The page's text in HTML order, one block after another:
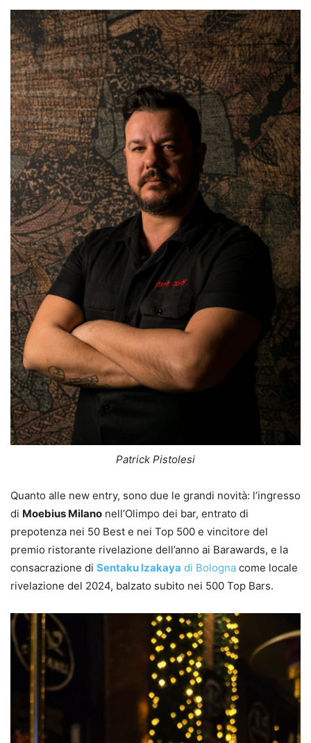
Patrick Pistolesi
Quanto alle new entry, sono due le grandi novità: l’ingresso
di Moebius Milano nell’Olimpo dei bar, entrato di
prepotenza nei 50 Best e nei Top 500 e vincitore del
premio ristorante rivelazione dell’anno ai Barawards, e la
consacrazione di Sentaku Izakaya di Bologna come locale
rivelazione del 2024, balzato subito nei 500 Top Bars.